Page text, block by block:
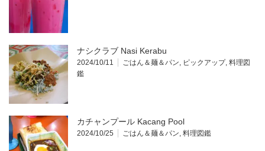
ナシクラブ Nasi Kerabu
2024/10/11 ごはん＆麺＆パン ピックアップ, 料理図
鑑
カチャンプール Kacang Pool
2024/10/25 ごはん＆麺＆パン 料理図鑑